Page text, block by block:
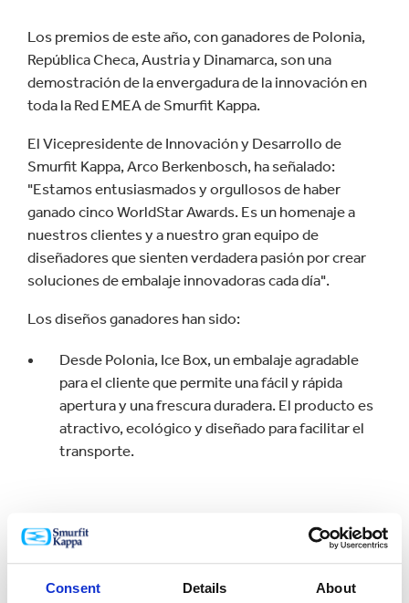
Consent Details About
Los premios de este año, con ganadores de Polonia,
República Checa, Austria y Dinamarca, son una
demostración de la envergadura de la innovación en
toda la Red EMEA de Smurfit Kappa.
El Vicepresidente de Innovación y Desarrollo de
Smurfit Kappa, Arco Berkenbosch, ha señalado:
"Estamos entusiasmados y orgullosos de haber
ganado cinco WorldStar Awards. Es un homenaje a
nuestros clientes y a nuestro gran equipo de
diseñadores que sienten verdadera pasión por crear
soluciones de embalaje innovadoras cada día".
Los diseños ganadores han sido:
Desde Polonia, Ice Box, un embalaje agradable
para el cliente que permite una fácil y rápida
apertura y una frescura duradera. El producto es
atractivo, ecológico y diseñado para facilitar el
transporte.
Otro ganador de Polonia fue el SoFruBox que
mantiene la fruta fresca e intacta durante el
transporte gracias a su combinación de función,
diseño y sostenibilidad.